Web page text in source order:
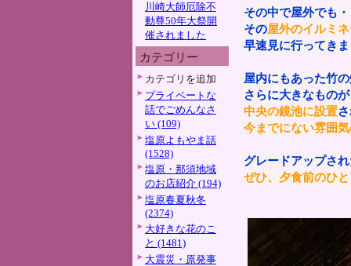
川崎大師厄除不
動尊50年大祭開
催されました
カテゴリー
カテゴリを追加
プライベートな
話でごめんなさ
い (109)
塩原よもやま話
(1528)
塩原・那須地域
のお店紹介 (194)
塩原春夏秋冬
(2374)
大好きな花のこ
と (1481)
大震災・原発事
その中で屋外でも
その屋外のイルミ
早速見に行ってき
屋内にもあった竹
さらに大きなもの
中央の鏡池に設置
今までにない雰囲
グレードアップさ
ぜひ、夕食前のひ